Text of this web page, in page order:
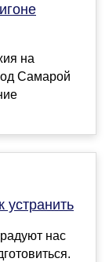
на
Самарой
устранить
нас